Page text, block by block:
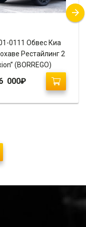
0111 Обвес Киа
Рестайлинг 2
(BORREGO)
000₽